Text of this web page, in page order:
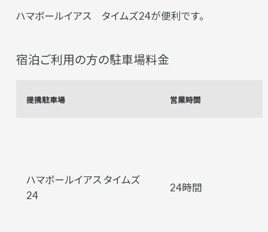
ハマボールイアス タイムズ24が便利です。
宿泊ご利用の方の駐車場料金
提携駐車場 営業時間
ハマボールイアス タイムズ
24
24時間